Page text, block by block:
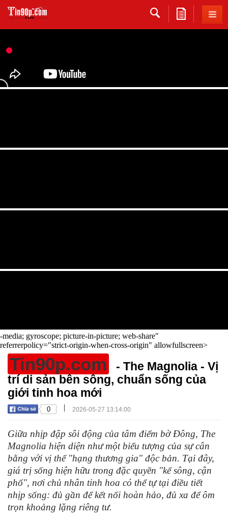
-media; gyroscope; picture-in-picture; web-share"
referrerpolicy="strict-origin-when-cross-origin" allowfullscreen>
Tin90p.com
- The Magnolia - Vị
trí di sản bên sông, chuẩn sống của
giới tinh hoa mới
0 | 2026-05-27 13:14:00
Giữa nhịp đập sôi động của tâm điểm bờ Đông, The
Magnolia hiện diện như một biểu tượng của sự cân
bằng với vị thế "hạng thương gia" độc bản. Tại đây,
giá trị sống hiện hữu trong đặc quyền "kế sông, cận
phố", nơi chủ nhân tinh hoa có thể tự tại điều tiết
nhịp sống: đủ gần để kết nối hoàn hảo, đủ xa để ôm
trọn khoảng lặng riêng tư.